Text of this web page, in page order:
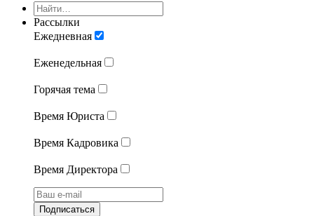
Рассылки
Ежедневная
Еженедельная
Горячая тема
Время Юриста
Время Кадровика
Время Директора
Подписаться